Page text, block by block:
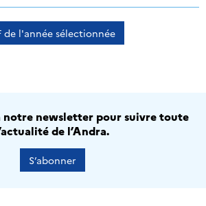
de l'année sélectionnée
notre newsletter pour suivre toute
de l’Andra.
S’abonner